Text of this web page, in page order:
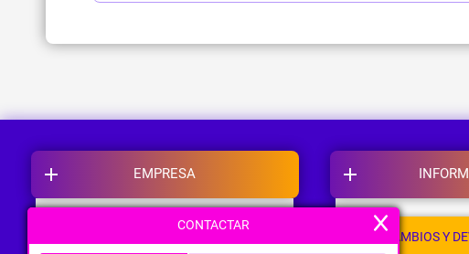
CONTACTAR
EMPRESA
CAMBIOS Y